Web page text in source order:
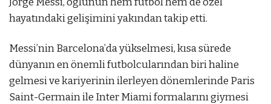
hayatındaki gelişimini yakından takip etti.
Messi’nin Barcelona’da yükselmesi, kısa sürede
dünyanın en önemli futbolcularından biri haline
gelmesi ve kariyerinin ilerleyen dönemlerinde Paris
Saint-Germain ile Inter Miami formalarını giymesi